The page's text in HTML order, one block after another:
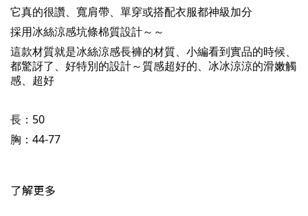
它真的很讚、寬肩帶、單穿或搭配衣服都神級加分
採用冰絲涼感坑條棉質設計～～
這款材質就是冰絲涼感長褲的材質、小編看到實品的時候、
都驚訝了、好特別的設計～質感超好的、冰冰涼涼的滑嫩觸
感、超好
長：50
胸：44-77
了解更多